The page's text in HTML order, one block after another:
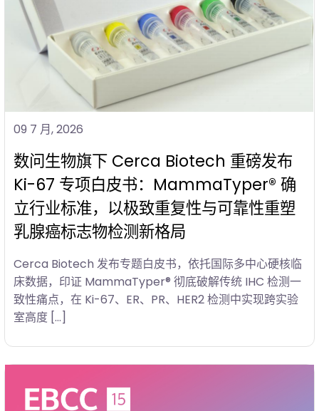
09 7 月, 2026
数问生物旗下 Cerca Biotech 重磅发布
Ki-67 专项白皮书：MammaTyper® 确
立行业标准，以极致重复性与可靠性重塑
乳腺癌标志物检测新格局
Cerca Biotech 发布专题白皮书，依托国际多中心硬核临
床数据，印证 MammaTyper® 彻底破解传统 IHC 检测一
致性痛点，在 Ki-67、ER、PR、HER2 检测中实现跨实验
室高度 […]